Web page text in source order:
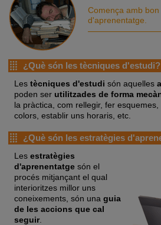
Comença amb
d'aprenentatge.
¿Què són les tècniques d'estudi?
Les tècniques d'estudi són aquelles
poden ser utilitzades de forma
la pràctica, com rellegir, fer
colors, establir uns horaris, etc.
¿Què són les estratègies
Les estratègies
d'aprenentatge són el
procés mitjançant el qual
interioritzes millor uns
coneixements, són una guia
de les accions que cal
seguir.